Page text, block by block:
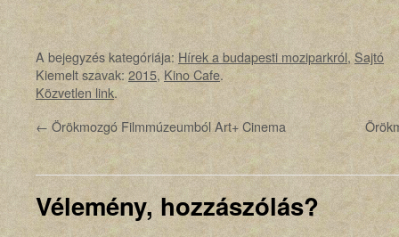
A bejegyzés kategóriája: Hírek a budapesti moziparkról,Sajtó
Kiemelt szavak:2015, Kino Cafe.
Közvetlen link.
← Örökmozgó Filmmúzeumból Art+ Cinema
Vélemény, hozzászólás?